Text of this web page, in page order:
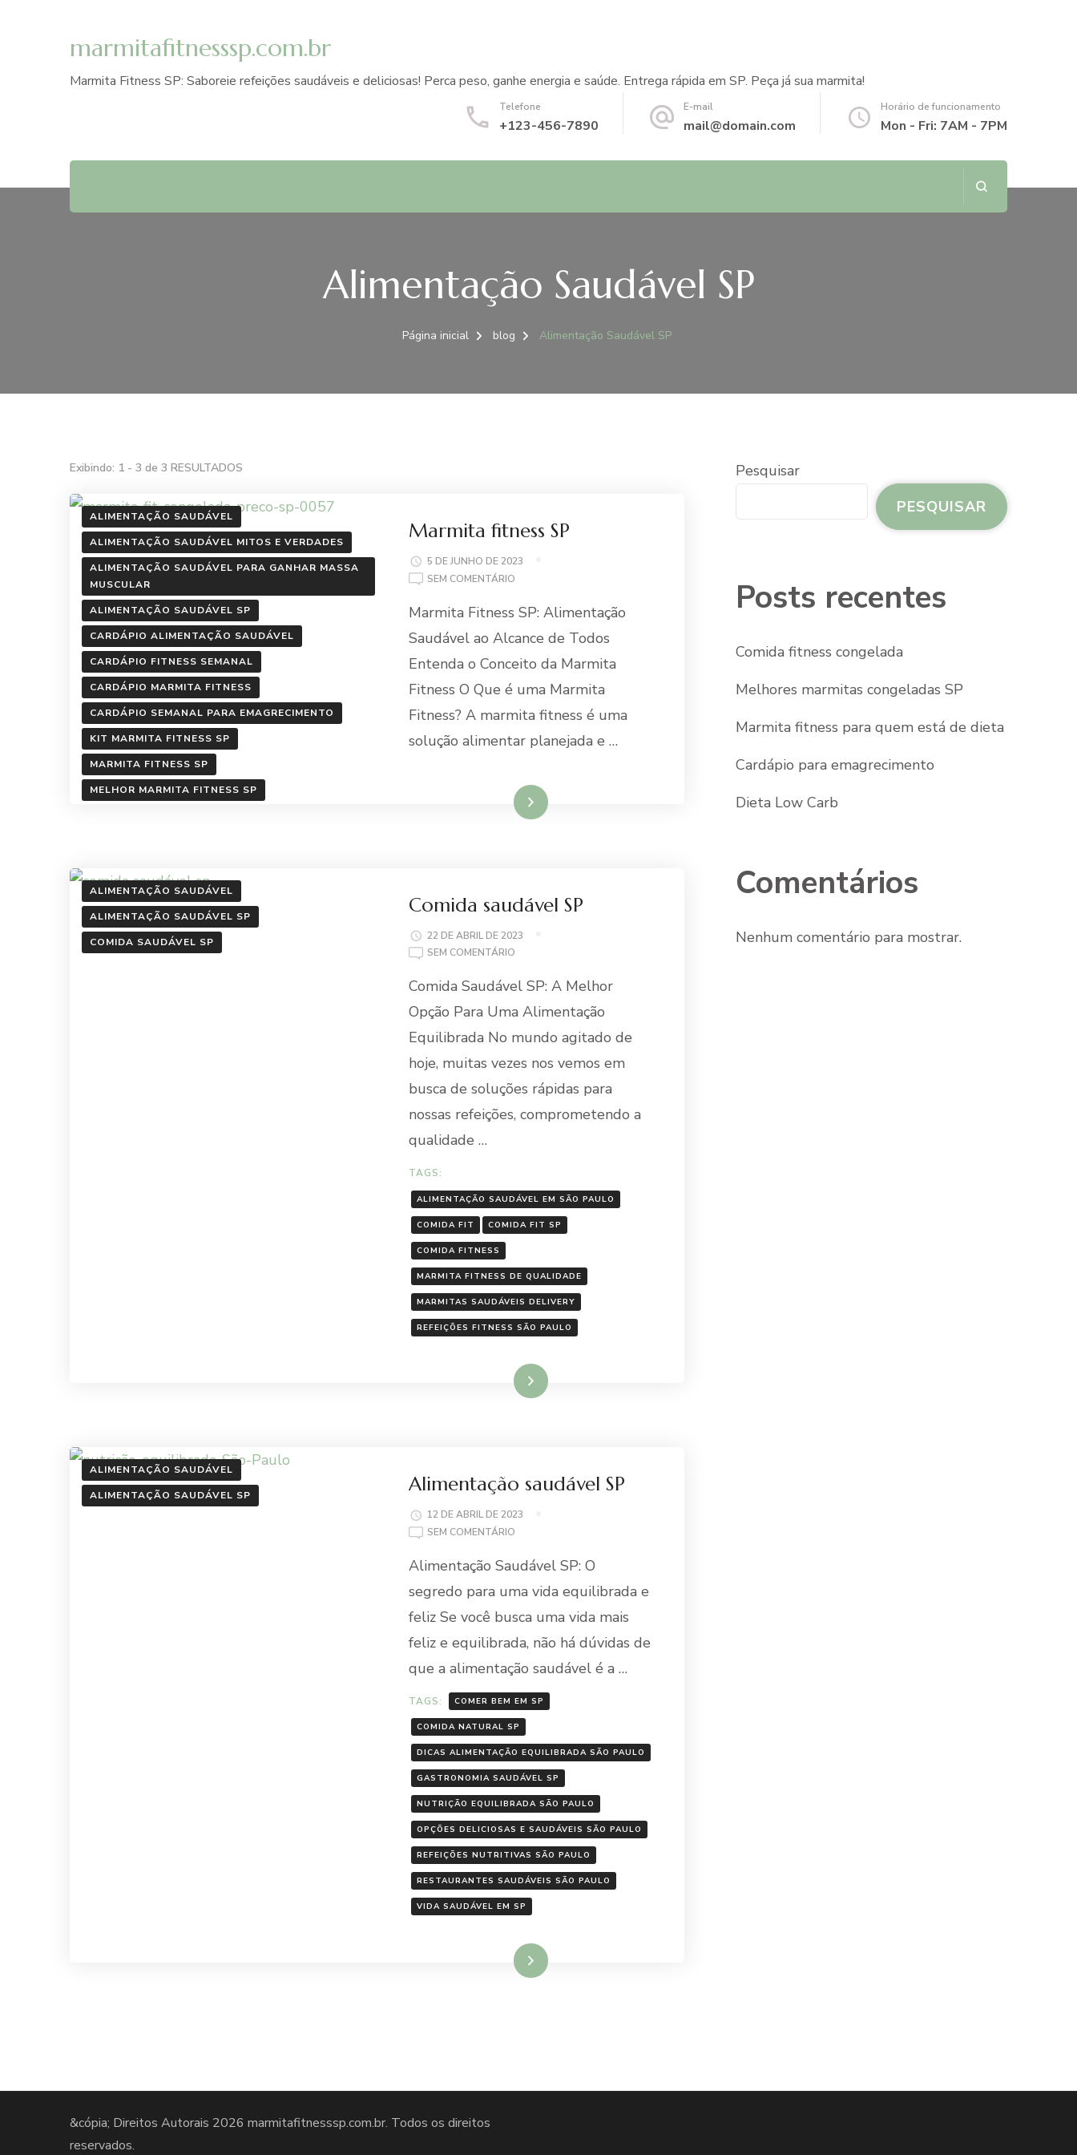
marmitafitnesssp.com.br
Marmita Fitness SP: Saboreie refeições saudáveis e deliciosas! Perca peso, ganhe energia e saúde. Entrega rápida em SP. Peça já sua marmita!
Telefone
+123-456-7890
E-mail
mail@domain.com
Horário de funcionamento
Mon - Fri: 7AM - 7PM
Alimentação Saudável SP
Página inicial blog Alimentação Saudável SP
Exibindo: 1 - 3 de 3 RESULTADOS
ALIMENTAÇÃO SAUDÁVEL
ALIMENTAÇÃO SAUDÁVEL MITOS E VERDADES
ALIMENTAÇÃO SAUDÁVEL PARA GANHAR MASSA
MUSCULAR
ALIMENTAÇÃO SAUDÁVEL SP
CARDÁPIO ALIMENTAÇÃO SAUDÁVEL
CARDÁPIO FITNESS SEMANAL
CARDÁPIO MARMITA FITNESS
CARDÁPIO SEMANAL PARA EMAGRECIMENTO
KIT MARMITA FITNESS SP
MARMITA FITNESS SP
MELHOR MARMITA FITNESS SP
Marmita fitness SP
5 DE JUNHO DE 2023
SEM COMENTÁRIO
FITNESS
Marmita Fitness SP: Alimentação
Saudável ao Alcance de Todos
Entenda o Conceito da Marmita
Fitness O Que é uma Marmita
Fitness? A marmita fitness é uma
solução alimentar planejada e …
Ler mais
ALIMENTAÇÃO SAUDÁVEL
ALIMENTAÇÃO SAUDÁVEL SP
COMIDA SAUDÁVEL SP
Comida saudável SP
22 DE ABRIL DE 2023
SEM COMENTÁRIO
SAUDÁVEL
Comida Saudável SP: A Melhor
Opção Para Uma Alimentação
Equilibrada No mundo agitado de
hoje, muitas vezes nos vemos em
busca de soluções rápidas para
nossas refeições, comprometendo a
qualidade …
TAGS:
ALIMENTAÇÃO SAUDÁVEL EM SÃO PAULO
COMIDA FIT COMIDA FIT SP
COMIDA FITNESS
MARMITA FITNESS DE QUALIDADE
MARMITAS SAUDÁVEIS DELIVERY
REFEIÇÕES FITNESS SÃO PAULO
Ler mais
ALIMENTAÇÃO SAUDÁVEL
ALIMENTAÇÃO SAUDÁVEL SP
Alimentação saudável SP
12 DE ABRIL DE 2023
SEM COMENTÁRIO
SAUDÁVEL
Alimentação Saudável SP: O
segredo para uma vida equilibrada e
feliz Se você busca uma vida mais
feliz e equilibrada, não há dúvidas de
que a alimentação saudável é a …
TAGS: COMER BEM EM SP
COMIDA NATURAL SP
DICAS ALIMENTAÇÃO EQUILIBRADA SÃO PAULO
GASTRONOMIA SAUDÁVEL SP
NUTRIÇÃO EQUILIBRADA SÃO PAULO
OPÇÕES DELICIOSAS E SAUDÁVEIS SÃO PAULO
REFEIÇÕES NUTRITIVAS SÃO PAULO
RESTAURANTES SAUDÁVEIS SÃO PAULO
VIDA SAUDÁVEL EM SP
Ler mais
Pesquisar
PESQUISAR
Posts recentes
Comida fitness congelada
Melhores marmitas congeladas SP
Marmita fitness para quem está de dieta
Cardápio para emagrecimento
Dieta Low Carb
Comentários
Nenhum comentário para mostrar.
&cópia; Direitos Autorais 2026 marmitafitnesssp.com.br. Todos os direitos
reservados.